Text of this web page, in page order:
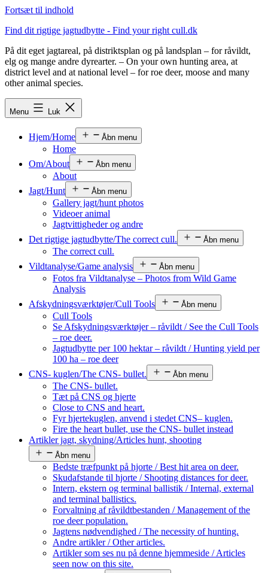
Fortsæt til indhold
Find dit rigtige jagtudbytte - Find your right cull.dk
På dit eget jagtareal, på distriktsplan og på landsplan – for råvildt,
elg og mange andre dyrearter. – On your own hunting area, at
district level and at national level – for roe deer, moose and many
other animal species.
Menu Luk
Hjem/Home Åbn menu
Home
Om/About
Åbn menu
About
Jagt/Hunt
Åbn menu
Gallery jagt/hunt photos
Videoer animal
Jagtvittigheder og andre
Det rigtige jagtudbytte/The correct cull.
Åbn menu
The correct cull.
Vildtanalyse/Game analysis
Åbn menu
Fotos fra Vildtanalyse – Photos from Wild Game
Analysis
Afskydningsværktøjer/Cull Tools
Åbn menu
Cull Tools
Se Afskydningsværktøjer – råvildt / See the Cull Tools
– roe deer.
Jagtudbytte per 100 hektar – råvildt / Hunting yield per
100 ha – roe deer
CNS- kuglen/The CNS- bullet.
Åbn menu
The CNS- bullet.
Tæt på CNS og hjerte
Close to CNS and heart.
Fyr hjertekuglen, anvend i stedet CNS– kuglen.
Fire the heart bullet, use the CNS- bullet instead
Artikler jagt, skydning/Articles hunt, shooting
Åbn menu
Bedste træfpunkt på hjorte / Best hit area on deer.
Skudafstande til hjorte / Shooting distances for deer.
Intern, ekstern og terminal ballistik / Internal, external
and terminal ballistics.
Forvaltning af råvildtbestanden / Management of the
roe deer population.
Jagtens nødvendighed / The necessity of hunting.
Andre artikler / Other articles.
Artikler som ses nu på denne hjemmeside / Articles
seen now on this site.